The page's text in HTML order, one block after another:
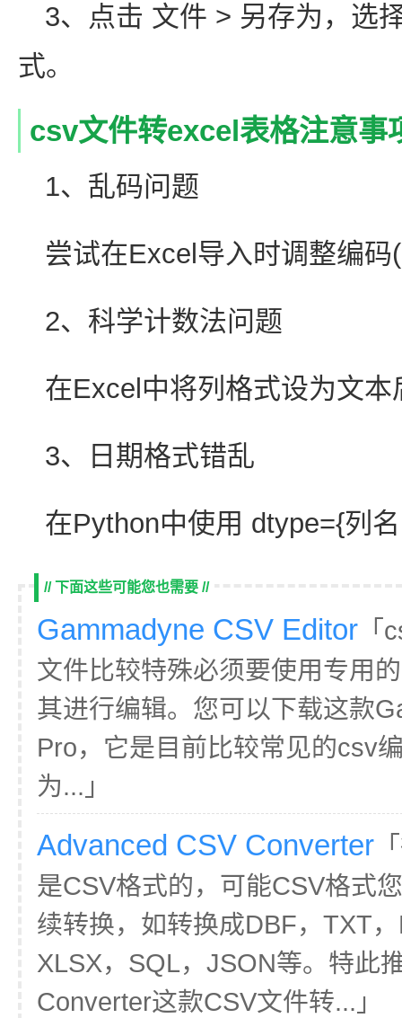
3、点击 文件 > 另存为，选
式。
csv文件转excel表格注意事
1、乱码问题
尝试在Excel导入时调整编
2、科学计数法问题
在Excel中将列格式设为文本
3、日期格式错乱
在Python中使用 dtype={列
// 下面这些可能您也需要 //
Gammadyne CSV Editor
文件比较特殊必须要使用专用
其进行编辑。您可以下载这款
Pro，它是目前比较常见的csv
为...」
Advanced CSV Converter
是CSV格式的，可能CSV格式
续转换，如转换成DBF，TXT
XLSX，SQL，JSON等。特此
Converter这款CSV文件转...」